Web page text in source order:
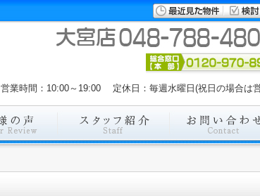
営業時間：10:00～19:00 定休日：毎週水曜日(祝日の場合は